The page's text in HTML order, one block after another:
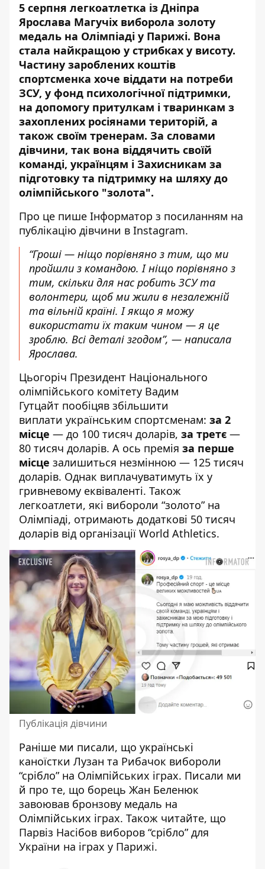
5 серпня легкоатлетка із Дніпра
Ярослава Магучіх виборола золоту
медаль на Олімпіаді у Парижі. Вона
стала найкращою у стрибках у висоту.
Частину зароблених коштів
спортсменка хоче віддати на потреби
ЗСУ, у фонд психологічної підтримки,
на допомогу притулкам і тваринкам з
захоплених росіянами територій, а
також своїм тренерам. За словами
дівчини, так вона віддячить своїй
команді, українцям і Захисникам за
підготовку та підтримку на шляху до
олімпійського "золота".
Про це пише Інформатор з посиланням на
публікацію дівчини в Instagram.
“Гроші — ніщо порівняно з тим, що ми
пройшли з командою. І ніщо порівняно з
тим, скільки для нас робить ЗСУ та
волонтери, щоб ми жили в незалежній
та вільній країні. І якщо я можу
використати їх таким чином — я це
зроблю. Всі деталі згодом”, — написала
Ярослава.
Цьогоріч Президент Національного
олімпійського комітету Вадим
Гутцайт пообіцяв збільшити
виплати українським спортсменам: за 2
місце — до 100 тисяч доларів, за третє —
80 тисяч доларів. А ось премія за перше
місце залишиться незмінною — 125 тисяч
доларів. Однак виплачуватимуть їх у
гривневому еквіваленті. Також
легкоатлети, які вибороли “золото” на
Олімпіаді, отримають додаткові 50 тисяч
доларів від організації World Athletics.
Публікація дівчини
Раніше ми писали, що українські
каноїстки Лузан та Рибачок вибороли
“срібло” на Олімпійських іграх. Писали ми
й про те, що борець Жан Беленюк
завоював бронзову медаль на
Олімпійських іграх. Також читайте, що
Парвіз Насібов виборов “срібло” для
України на іграх у Парижі.